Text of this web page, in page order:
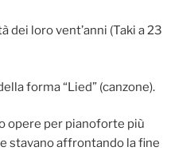
dei loro vent’anni (Taki a 23
forma “Lied” (canzone).
opere per pianoforte più
stavano affrontando la fine